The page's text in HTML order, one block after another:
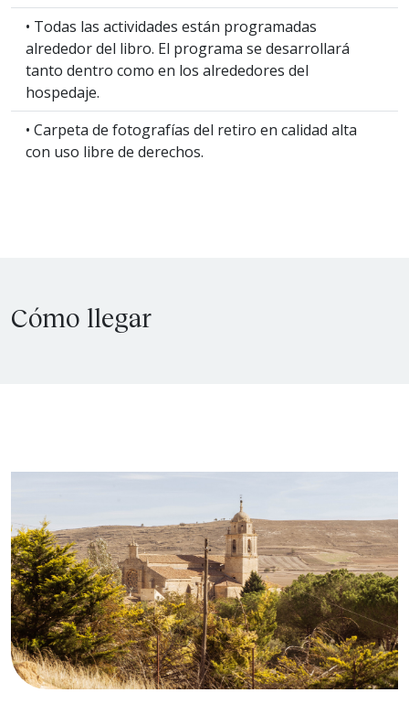
• Todas las actividades están programadas
alrededor del libro. El programa se desarrollará
tanto dentro como en los alrededores del
hospedaje.
• Carpeta de fotografías del retiro en calidad alta
con uso libre de derechos.
Cómo llegar